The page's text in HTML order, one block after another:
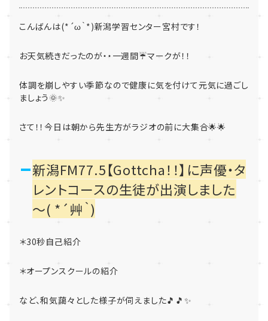
こんばんは(*´ω｀*)新潟学習センター宮村です！
お天気続きだったのが・・一週間☔マークが！！
体調を崩しやすい季節なので健康に気を付けて元気に過ごし
ましょう🌞✨
さて！！今日は朝から先生方がラジオの前に大集合🌟🌟
新潟FM77.5【Gottcha！！】に声優・タ
レントコースの生徒が出演しました
～( *´艸｀)
＊30秒自己紹介
＊オープンスクールの紹介
など、和気藹々とした様子が伺えました🎵🎵✨